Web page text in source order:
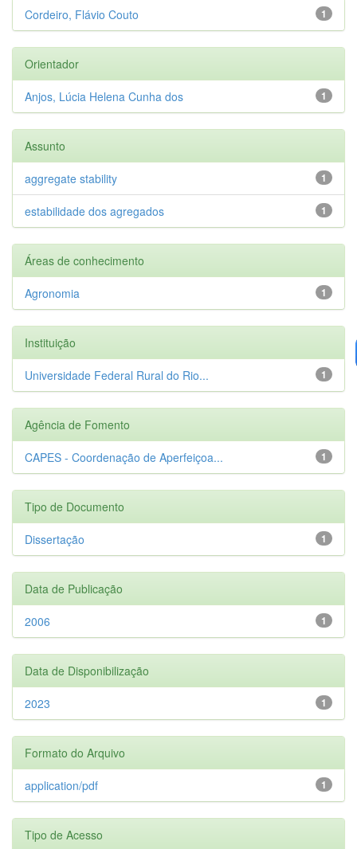
1
Cordeiro, Flávio Couto
Orientador
1
Anjos, Lúcia Helena Cunha dos
Assunto
1
aggregate stability
1
estabilidade dos agregados
Áreas de conhecimento
1
Agronomia
Instituição
1
Universidade Federal Rural do Rio...
Agência de Fomento
1
CAPES - Coordenação de Aperfeiçoa...
Tipo de Documento
1
Dissertação
Data de Publicação
1
2006
Data de Disponibilização
1
2023
Formato do Arquivo
1
application/pdf
Tipo de Acesso